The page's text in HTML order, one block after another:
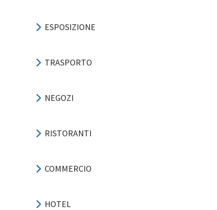
ESPOSIZIONE
TRASPORTO
NEGOZI
RISTORANTI
COMMERCIO
HOTEL